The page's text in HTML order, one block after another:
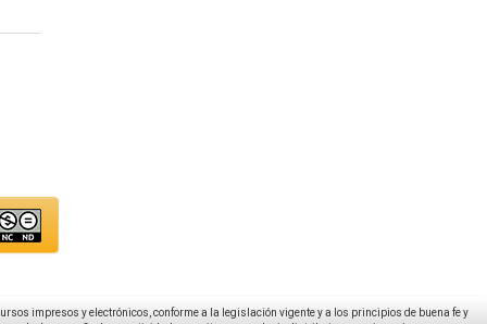
impresos y electrónicos, conforme a la legislación vigente y a los principios de buena fe y